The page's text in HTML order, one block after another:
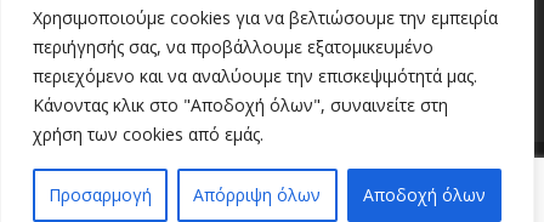
Χρησιμοποιούμε cookies για να βελτιώσουμε την εμπειρία
περιήγησής σας, να προβάλλουμε εξατομικευμένο
περιεχόμενο και να αναλύουμε την επισκεψιμότητά μας.
Κάνοντας κλικ στο "Αποδοχή όλων", συναινείτε στη
χρήση των cookies από εμάς.
Προσαρμογή Απόρριψη όλων Αποδοχή όλων
ΒΛΑΒΕΣ : 28310 22789
powered by EMD infoTech| copyrights Δ.Ε.Υ.Α.Ρ.